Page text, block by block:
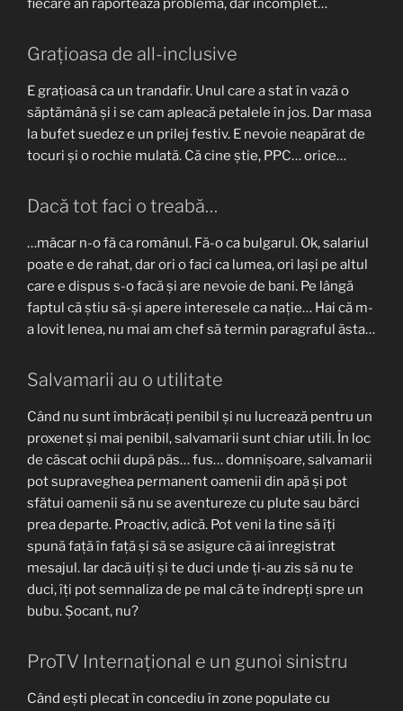
fiecare an raportează problema, dar incomplet…
Grațioasa de all-inclusive
E grațioasă ca un trandafir. Unul care a stat în vază o
săptămână și i se cam apleacă petalele în jos. Dar masa
la bufet suedez e un prilej festiv. E nevoie neapărat de
tocuri și o rochie mulată. Că cine știe, PPC… orice…
Dacă tot faci o treabă…
…măcar n-o fă ca românul. Fă-o ca bulgarul. Ok, salariul
poate e de rahat, dar ori o faci ca lumea, ori lași pe altul
care e dispus s-o facă și are nevoie de bani. Pe lângă
faptul că știu să-și apere interesele ca nație… Hai că m-
a lovit lenea, nu mai am chef să termin paragraful ăsta…
Salvamarii au o utilitate
Când nu sunt îmbrăcați penibil și nu lucrează pentru un
proxenet și mai penibil, salvamarii sunt chiar utili. În loc
de căscat ochii după păs… fus… domnișoare, salvamarii
pot supraveghea permanent oamenii din apă și pot
sfătui oamenii să nu se aventureze cu plute sau bărci
prea departe. Proactiv, adică. Pot veni la tine să îți
spună față în față și să se asigure că ai înregistrat
mesajul. Iar dacă uiți și te duci unde ți-au zis să nu te
duci, îți pot semnaliza de pe mal că te îndrepți spre un
bubu. Șocant, nu?
ProTV Internațional e un gunoi sinistru
Când ești plecat în concediu în zone populate cu